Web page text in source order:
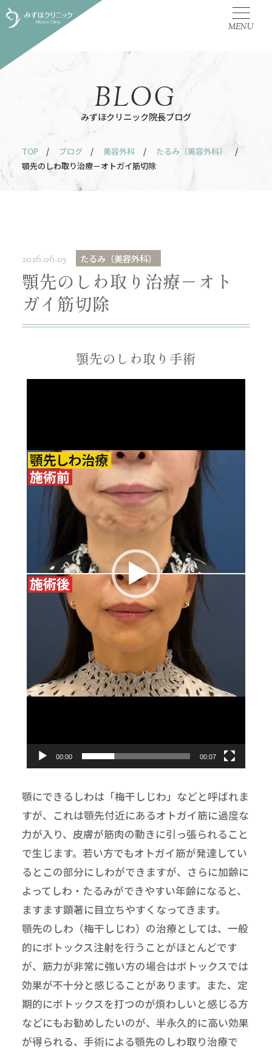
MENU
みずほクリニック院長ブログ
BLOG
TOP / ブログ / 美容外科 / たるみ（美容外科）
/
顎先のしわ取り治療－オトガイ筋切除
2026.06.05 たるみ（美容外科）
顎先のしわ取り治療－オト
ガイ筋切除
顎先のしわ取り手術
ー
ヤ
00:00 00:07
顎にできるしわは「梅干しじわ」などと呼ばれま
すが、これは顎先付近にあるオトガイ筋に過度な
力が入り、皮膚が筋肉の動きに引っ張られること
で生じます。若い方でもオトガイ筋が発達してい
るとこの部分にしわができますが、さらに加齢に
よってしわ・たるみができやすい年齢になると、
ますます顕著に目立ちやすくなってきます。
顎先のしわ（梅干しじわ）の治療としては、一般
的にボトックス注射を行うことがほとんどです
が、筋力が非常に強い方の場合はボトックスでは
効果が不十分と感じることがあります。また、定
期的にボトックスを打つのが煩わしいと感じる方
などにもお勧めしたいのが、半永久的に高い効果
が得られる、手術による顎先のしわ取り治療で